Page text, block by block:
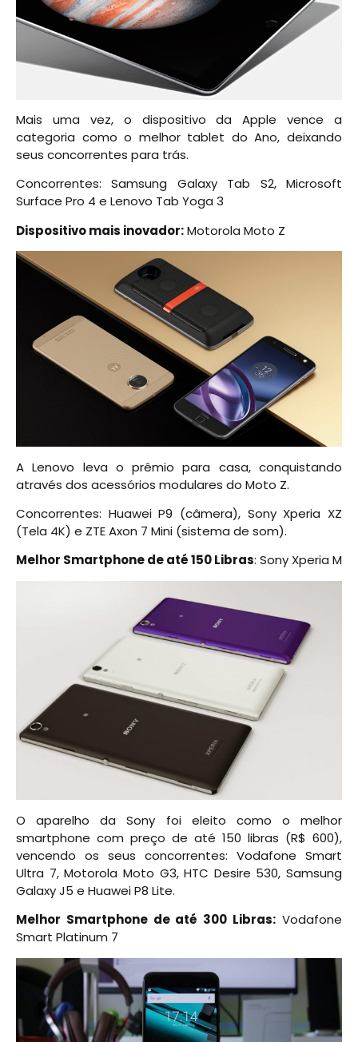
Mais uma vez, o dispositivo da Apple vence a
categoria como o melhor tablet do Ano, deixando
seus concorrentes para trás.
Concorrentes: Samsung Galaxy Tab S2, Microsoft
Surface Pro 4 e Lenovo Tab Yoga 3
Dispositivo mais inovador:Motorola Moto Z
A Lenovo leva o prêmio para casa, conquistando
através dos acessórios modulares do Moto Z.
Concorrentes: Huawei P9 (câmera), Sony Xperia XZ
(Tela 4K) e ZTE Axon 7 Mini (sistema de som).
Melhor Smartphone de até 150 Libras: Sony Xperia M
O aparelho da Sony foi eleito como o melhor
smartphone com preço de até 150 libras (R$ 600),
vencendo os seus concorrentes: Vodafone Smart
Ultra 7, Motorola Moto G3, HTC Desire 530, Samsung
Galaxy J5 e Huawei P8 Lite.
Melhor Smartphone de até 300 Libras: Vodafone
Smart Platinum 7